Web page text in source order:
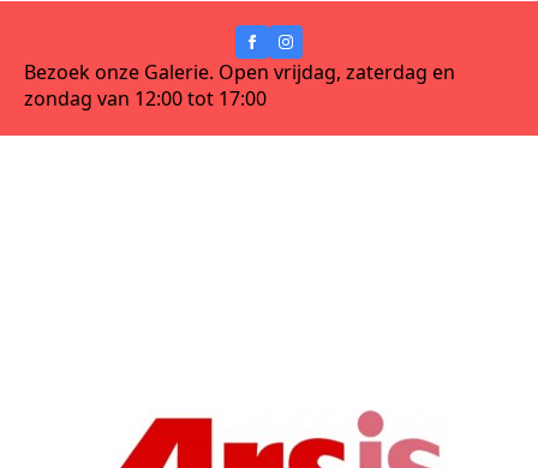
Bezoek onze Galerie. Open vrijdag, zaterdag en
zondag van 12:00 tot 17:00